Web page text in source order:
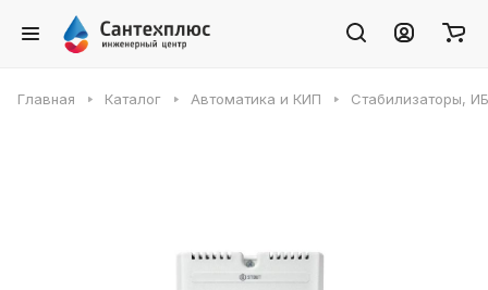
Главная Каталог Автоматика и КИП Стабилизаторы,